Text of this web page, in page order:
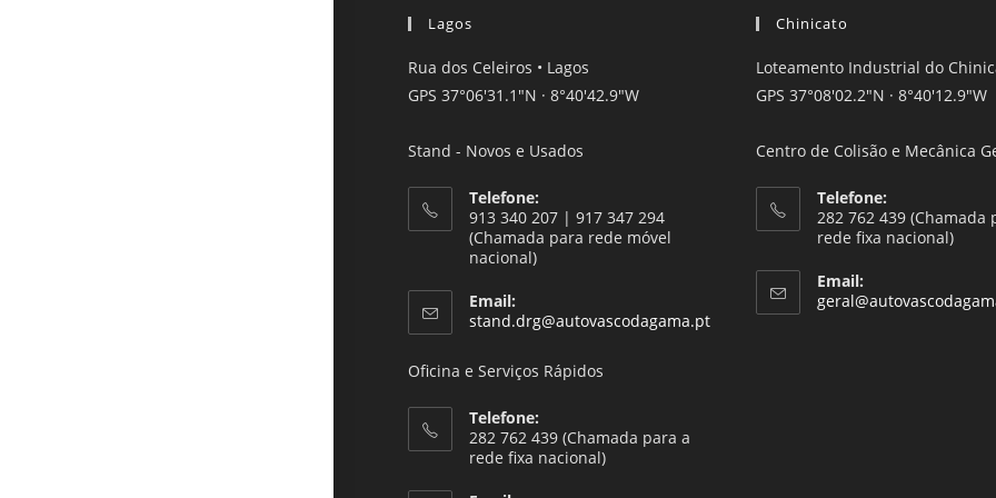
Lagos
Rua dos Celeiros • Lagos
GPS 37°06'31.1"N · 8°40'42.9"W
Stand - Novos e Usados
Telefone:
913 340 207 | 917 347 294
(Chamada para rede móvel
nacional)
Email:
stand.drg@autovascodagama.ptOpens
Oficina e Serviços Rápidos
Telefone:
282 762 439 (Chamada para a
rede fixa nacional)
Chinicato
Loteamento Industrial do
GPS 37°08'02.2"N · 8°40'12.9"W
Centro de Colisão e Mecânica
Telefone:
282 762 439 (Chamada
rede fixa nacional)
Email: